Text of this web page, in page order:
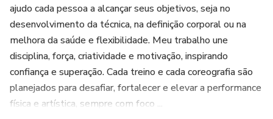
ajudo cada pessoa a alcançar seus objetivos, seja no
desenvolvimento da técnica, na definição corporal ou na
melhora da saúde e flexibilidade. Meu trabalho une
disciplina, força, criatividade e motivação, inspirando
confiança e superação. Cada treino e cada coreografia são
planejados para desafiar, fortalecer e elevar a performance
física e artística, sempre com foco ...